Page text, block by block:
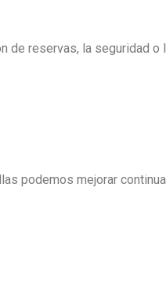
de reservas, la seguridad o
podemos mejorar